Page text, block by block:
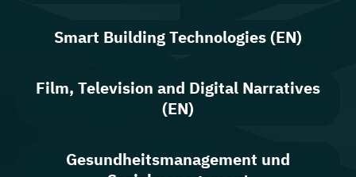
Smart Building Technologies (EN)
Film, Television and Digital Narratives
(EN)
Gesundheitsmanagement und